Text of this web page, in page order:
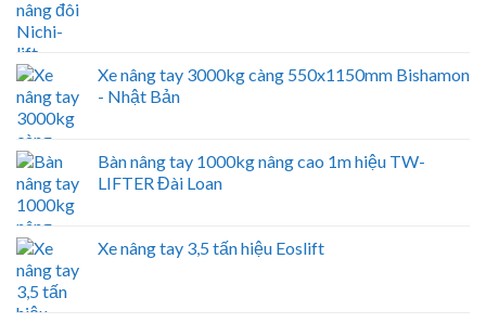
Xe nâng tay 3000kg càng 550x1150mm Bishamon
- Nhật Bản
Bàn nâng tay 1000kg nâng cao 1m hiệu TW-
LIFTER Đài Loan
Xe nâng tay 3,5 tấn hiệu Eoslift